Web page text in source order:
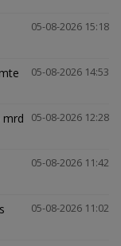
05-08-2026 15:18
05-08-2026 14:53
05-08-2026 12:28
mrd
05-08-2026 11:42
05-08-2026 11:02